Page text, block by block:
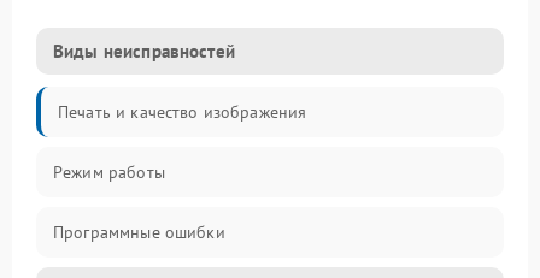
Виды неисправностей
Печать и качество изображения
Режим работы
Программные ошибки